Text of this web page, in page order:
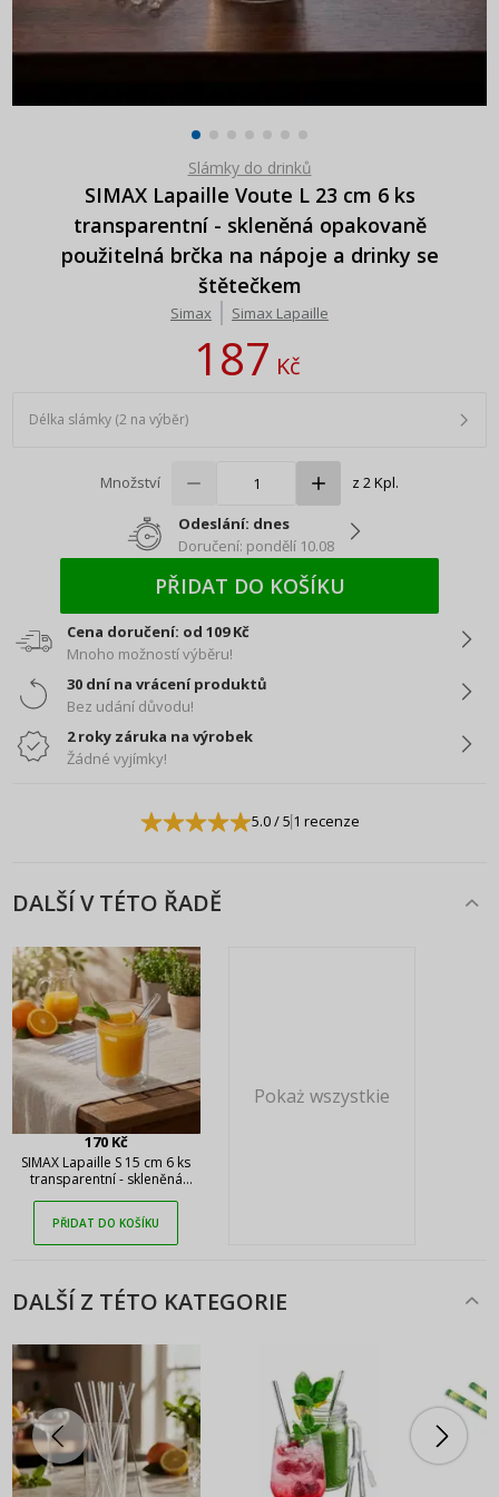
Slámky do drinků
SIMAX Lapaille Voute L 23 cm 6 ks
transparentní - skleněná opakovaně
použitelná brčka na nápoje a drinky se
štětečkem
Simax Simax Lapaille
187Kč
Délka slámky (2 na výběr)
Množství z 2 Kpl.
Odeslání: dnes
Doručení: pondělí 10.08
PŘIDAT DO KOŠÍKU
Cena doručení: od 109 Kč
Mnoho možností výběru!
30 dní na vrácení produktů
Bez udání důvodu!
2 roky záruka na výrobek
Žádné vyjímky!
5.0/ 51 recenze
DALŠÍ V TÉTO ŘADĚ
170 Kč
SIMAX Lapaille S 15 cm 6 ks
transparentní - skleněná
na nápoje a drinky se
štětečkem
PŘIDAT DO KOŠÍKU
Pokaż wszystkie
DALŠÍ Z TÉTO KATEGORIE